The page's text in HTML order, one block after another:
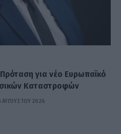
για νέο Ευρωπαϊκό
Καταστροφών
ΑΥΓΟΎΣΤΟΥ 2026